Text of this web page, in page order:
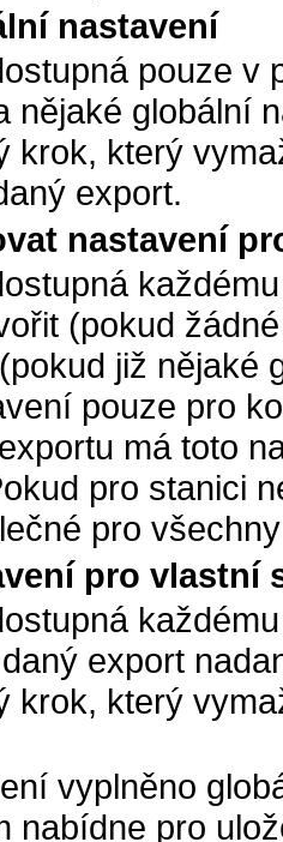
nastavení
pouze
nějaké globální
krok, který
export.
nastavení
(pokud
již nějaké
pouze pro
má toto
pro stanici
pro
pro vlastní
export
krok, který
vyplněno
nabídne pro